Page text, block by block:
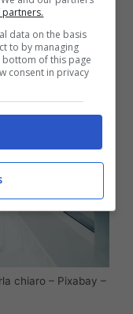
chiaro – Pixabay –
partners.
data on the basis
to by managing
of this page
consent in privacy